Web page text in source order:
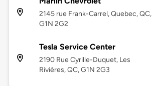
2145 rue Frank-Carrel, Quebec, QC,
G1N 2G2
Tesla Service Center
2190 Rue Cyrille-Duquet, Les
Rivières, QC, G1N 2G3